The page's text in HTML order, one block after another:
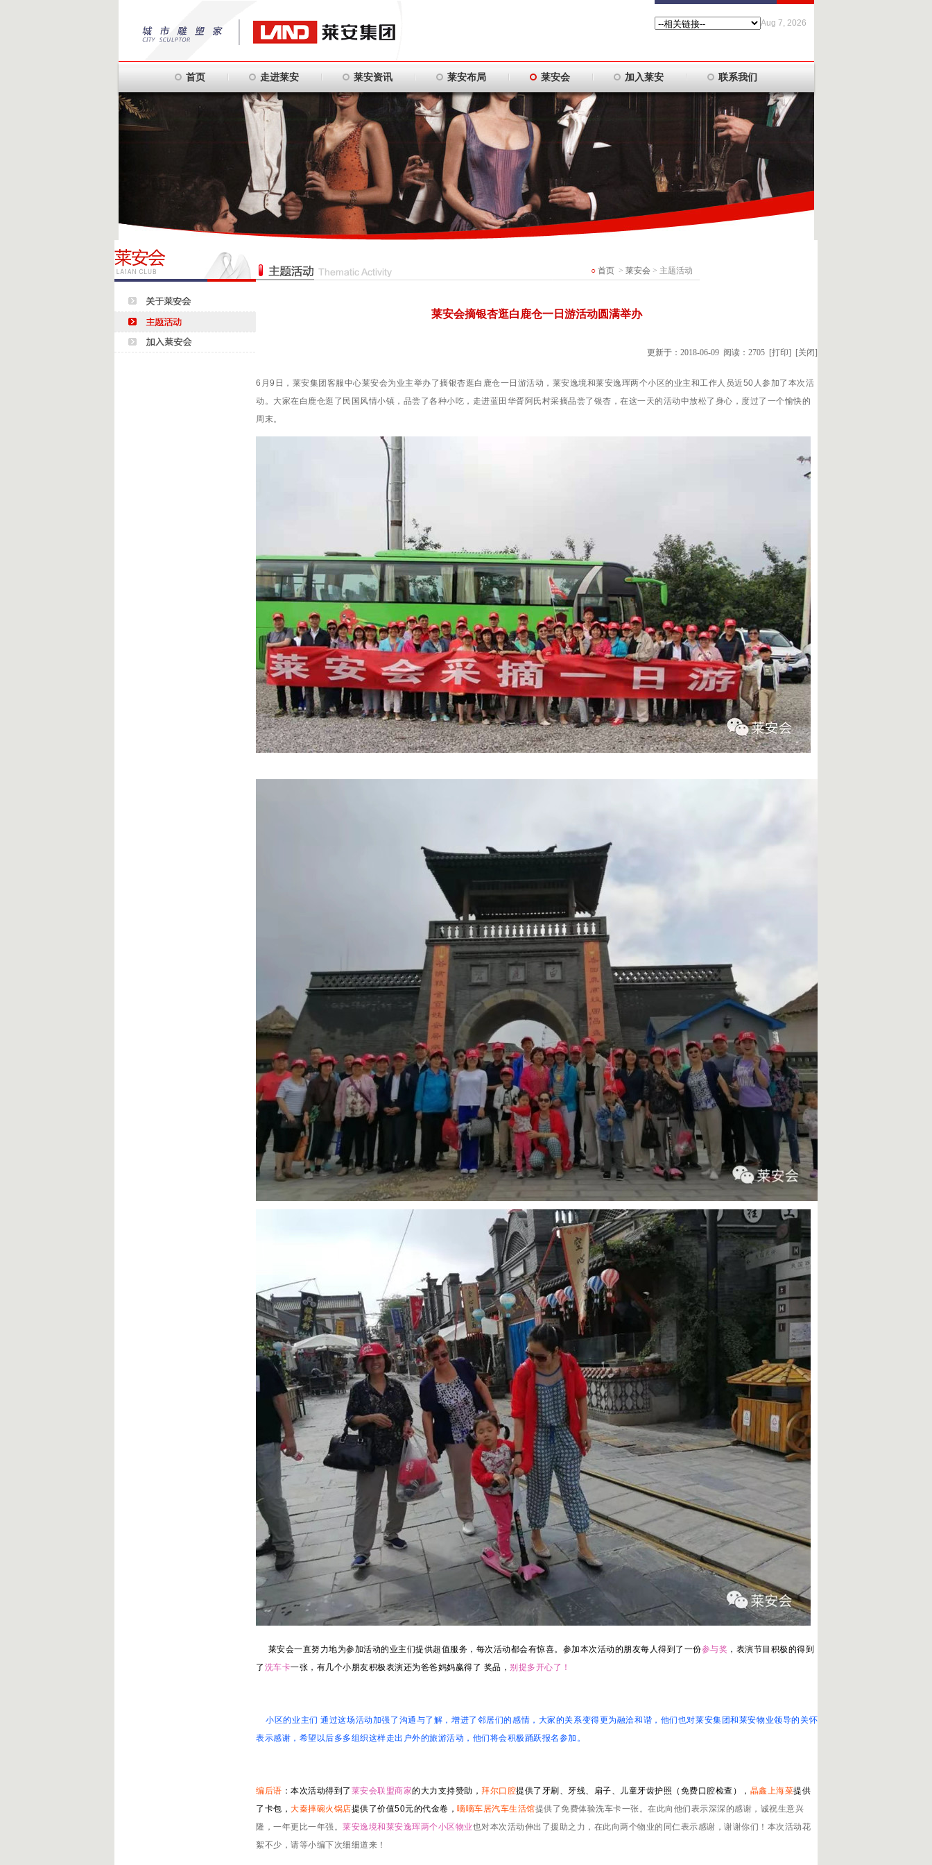
Aug 7, 2026
首页 走进莱安 莱安资讯 莱安布局 莱安会 加入莱安 联系我们
○ 首页 > 莱安会 > 主题活动
莱安会摘银杏逛白鹿仓一日游活动圆满举办
更新于：2018-06-09 阅读：2705 [打印] [关闭]
6月9日，莱安集团客服中心莱安会为业主举办了摘银杏逛白鹿仓一日游活动，莱安逸境和莱安逸珲两个小区的业主和工作人员近50人参加了本次活
动。大家在白鹿仓逛了民国风情小镇，品尝了各种小吃，走进蓝田华胥阿氏村采摘品尝了银杏，在这一天的活动中放松了身心，度过了一个愉快的
周末。
莱安会一直努力地为参加活动的业主们提供超值服务，每次活动都会有惊喜。 参加本次活动的朋友每人得到了一份参与奖 ，表演节目积极的得到
了 洗车卡一张，有几个小朋友积极表演还为爸爸妈妈赢得了 奖品， 别提多开心了！
小区的业主们 通过这场活动加强了沟通与了解，增进了邻居们的感情，大家的关系变得更为融洽和谐，他们也对莱安集团和莱安物业领导的关怀
表示感谢，希望以后多多组织这样走出户外的旅游活动，他们将会积极踊跃报名参加。
编后语 ：本次活动得到了 莱安会联盟商家的大力支持赞助， 拜尔口腔提供了牙刷、牙线、扇子、儿童牙齿护照（免费口腔检查）， 晶鑫上海菜提供
了卡包， 大秦摔碗火锅店提供了价值50元的代金卷， 嘀嘀车居汽车生活馆提供了免费体验洗车卡一张。在此向他们表示深深的感谢，诚祝生意兴
隆，一年更比一年强。 莱安逸境和莱安逸珲两个小区物业也对本次活动伸出了援助之力，在此向两个物业的同仁表示感谢，谢谢你们！本次活动花
絮不少，请等小编下次细细道来！